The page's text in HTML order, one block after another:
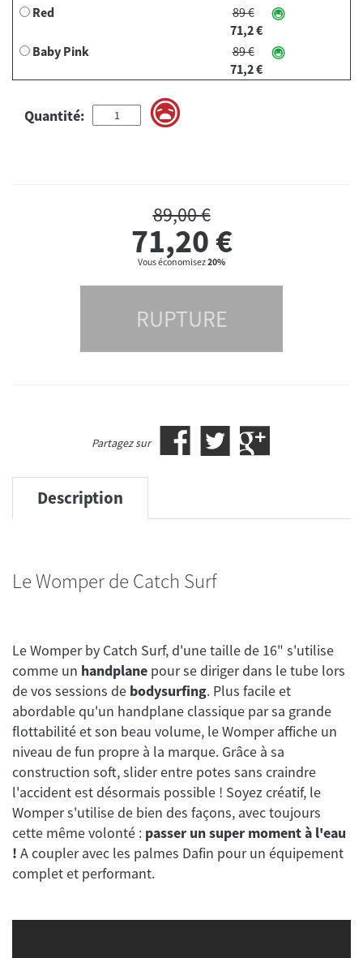
Red
89 €
71,2 €
Baby Pink
89 €
71,2 €
Quantité:
89,00 €
71,20€
Vous économisez20%
RUPTURE
Partagez sur
Description
Le Womper de Catch Surf
Le Womper by Catch Surf, d'une taille de 16" s'utilise
comme un handplane pour se diriger dans le tube lors
de vos sessions de bodysurfing. Plus facile et
abordable qu'un handplane classique par sa grande
flottabilité et son beau volume, le Womper affiche un
niveau de fun propre à la marque. Grâce à sa
construction soft, slider entre potes sans craindre
l'accident est désormais possible ! Soyez créatif, le
Womper s'utilise de bien des façons, avec toujours
cette même volonté : passer un super moment à l'eau
! A coupler avec les palmes Dafin pour un équipement
complet et performant.